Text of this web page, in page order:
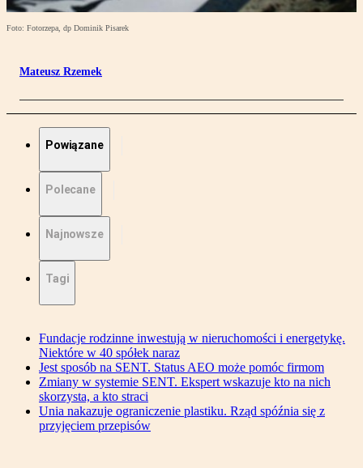
Foto: Fotorzepa, dp Dominik Pisarek
Mateusz Rzemek
Powiązane
Polecane
Najnowsze
Tagi
Fundacje rodzinne inwestują w nieruchomości i energetykę.
Niektóre w 40 spółek naraz
Jest sposób na SENT. Status AEO może pomóc firmom
Zmiany w systemie SENT. Ekspert wskazuje kto na nich
skorzysta, a kto straci
Unia nakazuje ograniczenie plastiku. Rząd spóźnia się z
przyjęciem przepisów